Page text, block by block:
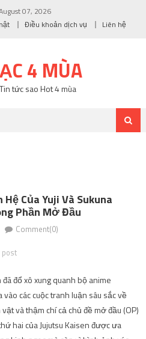
07, 2026
Điều khoản dịch vụ Liên hệ
4 MÙA
tức sao Hot 4 mùa
Của Yuji Và Sukuna
Phần Mở Đầu
Comment(0)
post
đổ xô xung quanh bộ anime
các cuộc tranh luận sâu sắc về
và thậm chí cả chủ đề mở đầu (OP)
hai của Jujutsu Kaisen được ưa